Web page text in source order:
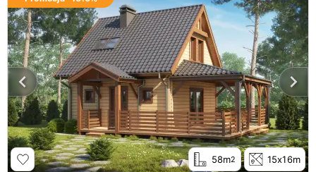
58m2 15x16m